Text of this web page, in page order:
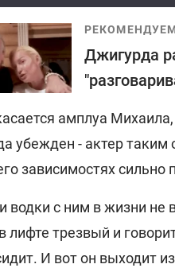
Джигурда
амплуа
убежден - актер таким
зависимостях сильно
водки с ним в жизни не
лифте трезвый и
И вот он выходит